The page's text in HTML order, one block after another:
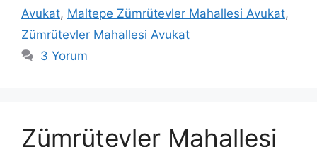
Avukat, Maltepe Zümrütevler Mahallesi Avukat,
Zümrütevler Mahallesi Avukat
3 Yorum
Zümrütevler Mahallesi